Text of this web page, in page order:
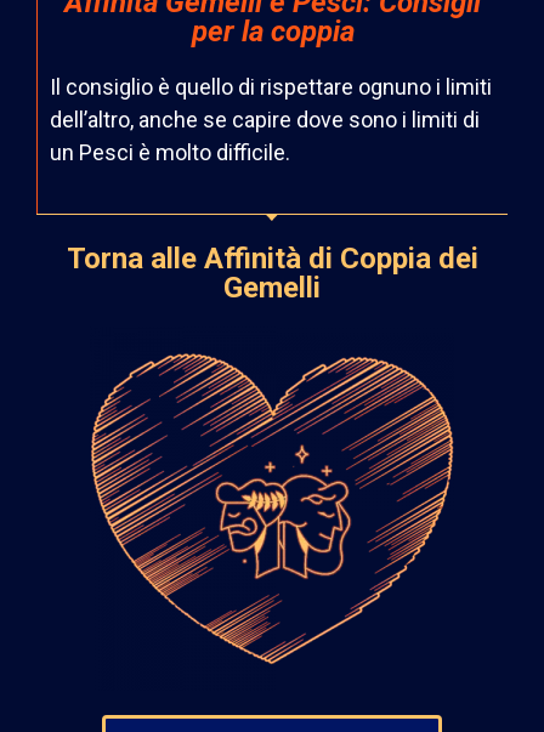
per la coppia
Il consiglio è quello di rispettare ognuno i limiti
dell’altro, anche se capire dove sono i limiti di
un Pesci è molto difficile.
Torna alle Affinità di Coppia dei
Gemelli